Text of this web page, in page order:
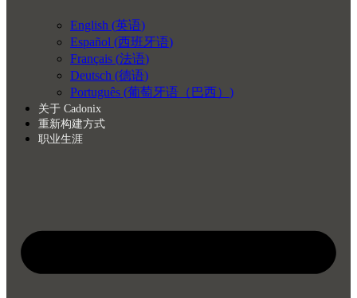
English (英语)
Español (西班牙语)
Français (法语)
Deutsch (德语)
Português (葡萄牙语（巴西） )
关于 Cadonix
重新构建方式
职业生涯